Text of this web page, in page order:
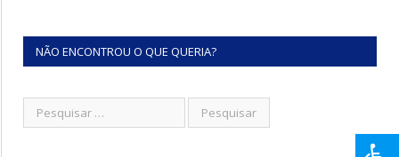
NÃO ENCONTROU O QUE QUERIA?